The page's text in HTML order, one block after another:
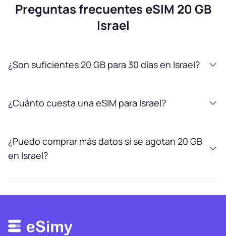
Preguntas frecuentes eSIM 20 GB
Israel
¿Son suficientes 20 GB para 30 días en Israel?
¿Cuánto cuesta una eSIM para Israel?
¿Puedo comprar más datos si se agotan 20 GB
en Israel?